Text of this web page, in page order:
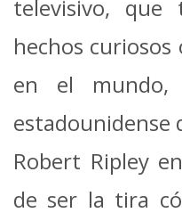
televisivo, que
hechos
en el mundo,
estadounidense
Robert Ripley
de ser la tira